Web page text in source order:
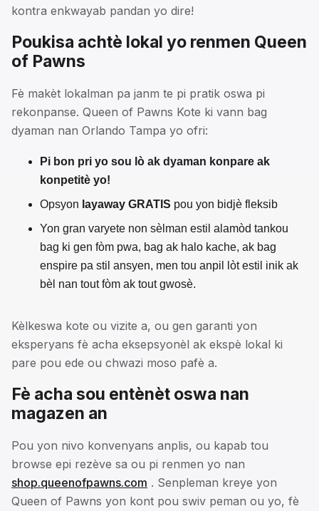
kontra enkwayab pandan yo dire!
Poukisa achtè lokal yo renmen Queen
of Pawns
Fè makèt lokalman pa janm te pi pratik oswa pi
rekonpanse. Queen of Pawns Kote ki vann bag
dyaman nan Orlando Tampa yo ofri:
Pi bon pri yo sou lò ak dyaman konpare ak
konpetitè yo!
Opsyon layaway GRATIS pou yon bidjè fleksib
Yon gran varyete non sèlman estil alamòd tankou
bag ki gen fòm pwa, bag ak halo kache, ak bag
enspire pa stil ansyen, men tou anpil lòt estil inik ak
bèl nan tout fòm ak tout gwosè.
Kèlkeswa kote ou vizite a, ou gen garanti yon
eksperyans fè acha eksepsyonèl ak ekspè lokal ki
pare pou ede ou chwazi moso pafè a.
Fè acha sou entènèt oswa nan
magazen an
Pou yon nivo konvenyans anplis, ou kapab tou
browse epi rezève sa ou pi renmen yo nan
shop.queenofpawns.com . Senpleman kreye yon
Queen of Pawns yon kont pou swiv peman ou yo, fè